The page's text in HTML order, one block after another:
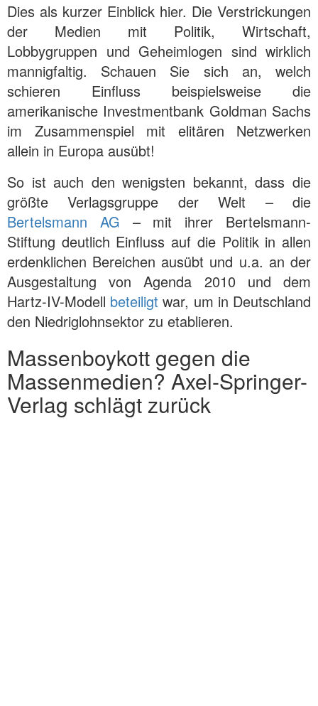
Dies als kurzer Einblick hier. Die Verstrickungen
der Medien mit Politik, Wirtschaft,
Lobbygruppen und Geheimlogen sind wirklich
mannigfaltig. Schauen Sie sich an, welch
schieren Einfluss beispielsweise die
amerikanische Investmentbank Goldman Sachs
im Zusammenspiel mit elitären Netzwerken
allein in Europa ausübt!
So ist auch den wenigsten bekannt, dass die
größte Verlagsgruppe der Welt – die
Bertelsmann AG – mit ihrer Bertelsmann-
Stiftung deutlich Einfluss auf die Politik in allen
erdenklichen Bereichen ausübt und u.a. an der
Ausgestaltung von Agenda 2010 und dem
Hartz-IV-Modell beteiligt war, um in Deutschland
den Niedriglohnsektor zu etablieren.
Massenboykott gegen die
Massenmedien? Axel-Springer-
Verlag schlägt zurück